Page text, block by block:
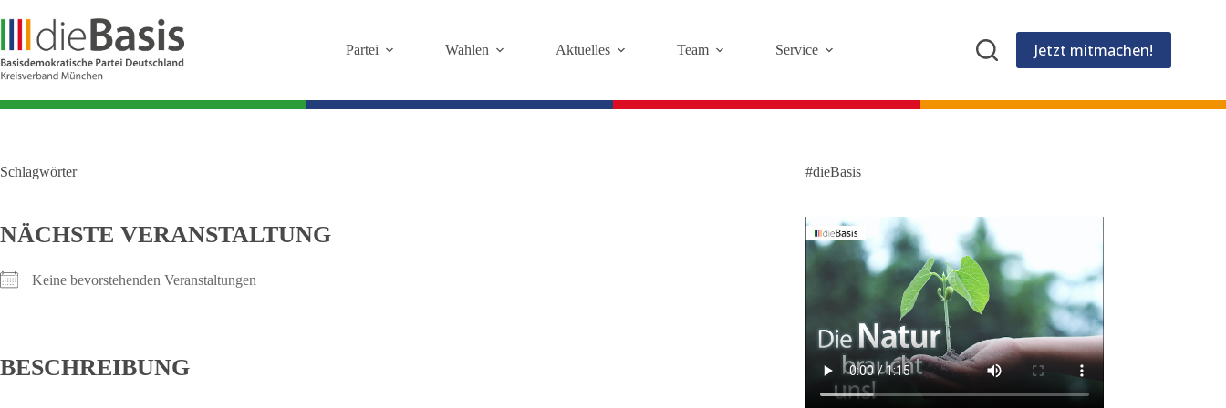
Inhalt
springen
Partei Wahlen Aktuelles Team Service Jetzt mitmachen!
Schlagwörter
NÄCHSTE VERANSTALTUNG
Keine bevorstehenden Veranstaltungen
BESCHREIBUNG
#dieBasis